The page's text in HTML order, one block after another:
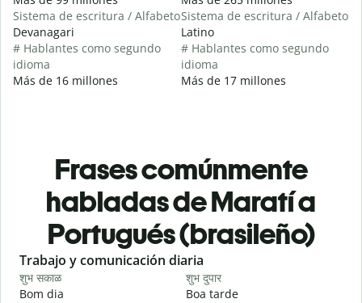
Sistema de escritura / Alfabeto
Devanagari
# Hablantes como segundo
idioma
Más de 16 millones
Sistema de escritura / Alfabeto
Latino
# Hablantes como segundo
idioma
Más de 17 millones
Frases comúnmente
habladas de Maratí a
Portugués (brasileño)
Slide 1 of 6
Trabajo y comunicación diaria
शुभ सकाळ
Bom dia
शुभ दुपार
Boa tarde